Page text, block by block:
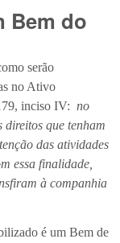
Bem do
serão
no Ativo
inciso IV: no
que tenham
das atividades
essa finalidade,
à companhia
é um Bem de